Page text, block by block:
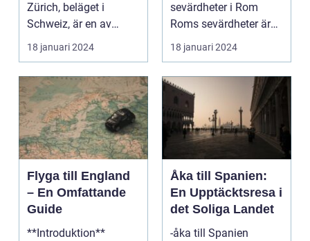
Zürich, beläget i
Schweiz, är en av
Europas mest
populära dest...
18 januari 2024
sevärdheter i Rom
Roms sevärdheter är
känt över hela världe...
18 januari 2024
Flyga till England
– En Omfattande
Guide
**Introduktion**
Åka till Spanien:
En Upptäcktsresa i
det Soliga Landet
-åka till Spanien